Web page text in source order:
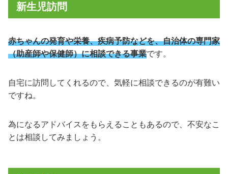
新生児訪問
赤ちゃんの発育や栄養、疾病予防などを、自治体の専門家
（助産師や保健師）に相談できる事業です。
自宅に訪問してくれるので、気軽に相談できるのが有難い
ですね。
為になるアドバイスをもらえることもあるので、不安なこ
とは相談してみましょう。